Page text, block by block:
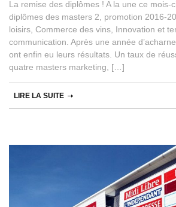
La remise des diplômes ! A la une ce mois-
diplômes des masters 2, promotion 2016-
loisirs, Commerce des vins, Innovation et
communication. Après une année
ont enfin eu leurs résultats. Un taux de
quatre masters marketing, […]
LIRE LA SUITE